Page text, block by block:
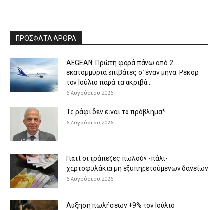
ΠΡΟΣΦΑΤΑ ΑΡΘΡΑ
AEGEAN: Πρώτη φορά πάνω από 2
εκατομμύρια επιβάτες σ’ έναν μήνα. Ρεκόρ
τον Ιούλιο παρά τα ακριβά...
6 Αυγούστου 2026
Το ράφι δεν είναι το πρόβλημα*
6 Αυγούστου 2026
Γιατί οι τράπεζες πωλούν -πάλι-
χαρτοφυλάκια μη εξυπηρετούμενων δανείων
6 Αυγούστου 2026
Aύξηση πωλήσεων +9% τον Ιούλιο